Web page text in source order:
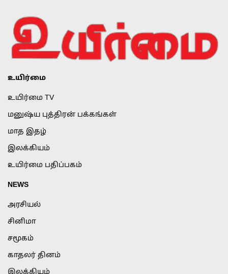
உயிர்மை
உயிர்மை TV
மனுஷ்ய புத்திரன் பக்கங்கள்
மாத இதழ்
இலக்கியம்
உயிர்மை பதிப்பகம்
NEWS
அரசியல்
சினிமா
சமூகம்
காதலர் தினம்
இலக்கியம்